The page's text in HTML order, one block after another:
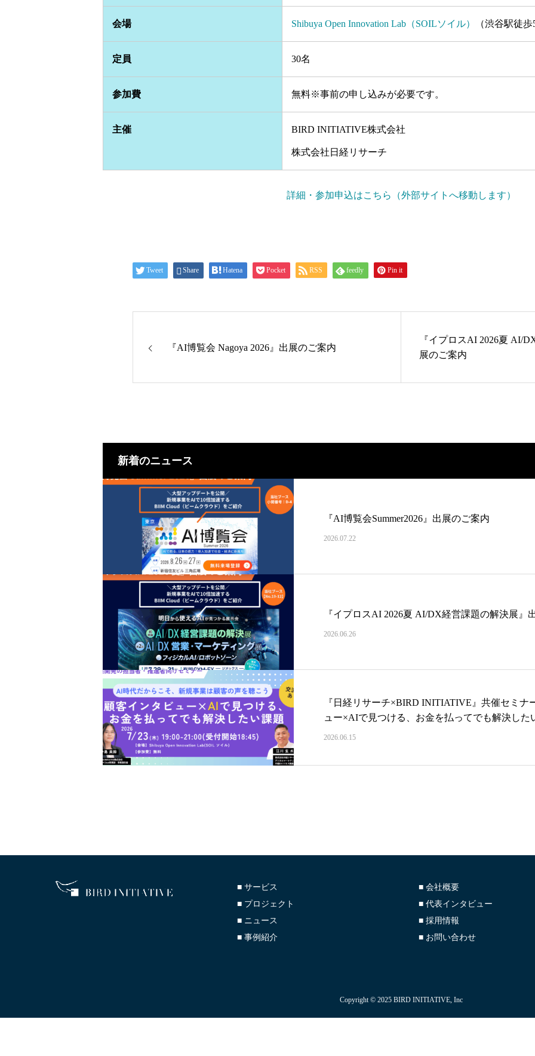
会場 Shibuya Open Innovation Lab（SOILソイル） （渋谷駅徒
定員 30名
参加費 無料※事前の申し込みが必要です。
主催 BIRD INITIATIVE株式会社
株式会社日経リサーチ
詳細・参加申込はこちら（外部サイトへ移動します）
Tweet Share Hatena Pocket RSS feedly Pin it
『AI博覧会 Nagoya 2026』出展のご案内
『イプロスAI 2026夏 AI/
展のご案内
新着のニュース
『AI博覧会Summer2026』出展のご案内
2026.07.22
『イプロスAI 2026夏 AI/DX経営課題の解決展』
2026.06.26
『日経リサーチ×BIRD INITIATIVE』共催セミナ
ュー×AIで見つける、お金を払ってでも解決した
2026.06.15
■ サービス
■ プロジェクト
■ ニュース
■ 事例紹介
■ 会社概要
■ 代表インタビュー
■ 採用情報
■ お問い合わせ
Copyright © 2025 BIRD INITIATIVE, Inc